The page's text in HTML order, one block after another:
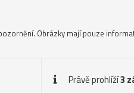
Obrázky mají pouze
Právě prohlíží3